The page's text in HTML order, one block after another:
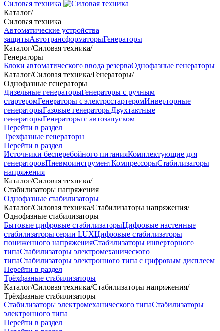
Силовая техника
Каталог/
Силовая техника
Автоматические устройства
защитыАвтотрансформаторыГенераторы
Каталог/Силовая техника/
Генераторы
Блоки автоматического ввода резерваОднофазные генераторы
Каталог/Силовая техника/Генераторы/
Однофазные генераторы
Дизельные генераторыГенераторы с ручным
стартеромГенераторы с электростартеромИнверторные
генераторыГазовые генераторыДвухтактные
генераторыГенераторы с автозапуском
Перейти в раздел
Трехфазные генераторы
Перейти в раздел
Источники бесперебойного питанияКомплектующие для
генераторовПневмоинструментКомпрессорыСтабилизаторы
напряжения
Каталог/Силовая техника/
Стабилизаторы напряжения
Однофазные стабилизаторы
Каталог/Силовая техника/Стабилизаторы напряжения/
Однофазные стабилизаторы
Бытовые цифровые стабилизаторыЦифровые настенные
стабилизаторы серии LUXЦифровые стабилизаторы
пониженного напряженияСтабилизаторы инверторного
типаСтабилизаторы электромеханического
типаСтабилизаторы электронного типа с цифровым дисплеем
Перейти в раздел
Трёхфазные стабилизаторы
Каталог/Силовая техника/Стабилизаторы напряжения/
Трёхфазные стабилизаторы
Стабилизаторы электромеханического типаСтабилизаторы
электронного типа
Перейти в раздел